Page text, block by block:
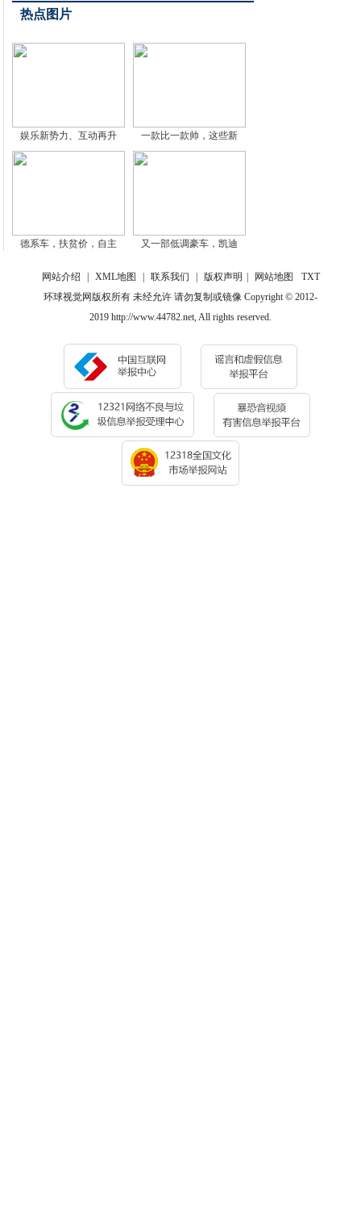
热点图片
娱乐新势力、互动再升 一款比一款帅，这些新
德系车，扶贫价，自主 又一部低调豪车，凯迪
网站介绍 XML地图 联系我们 版权声明 网站地图
TXT
环球视觉网版权所有 未经允许 请勿复制或镜像 Copyright © 2012-
2019 http://www.44782.net, All rights reserved.